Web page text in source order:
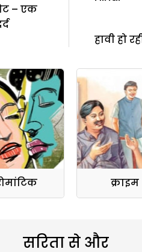
– एक
हावी हो
क्राइम
सरिता से और